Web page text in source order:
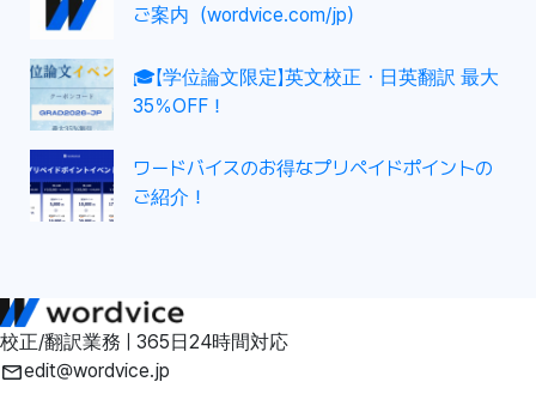
ご案内（wordvice.com/jp）
🎓【学位論文限定】英文校正・日英翻訳 最大
35％OFF！
ワードバイスのお得なプリペイドポイントの
ご紹介！
校正/翻訳業務 | 365日24時間対応
edit@wordvice.jp